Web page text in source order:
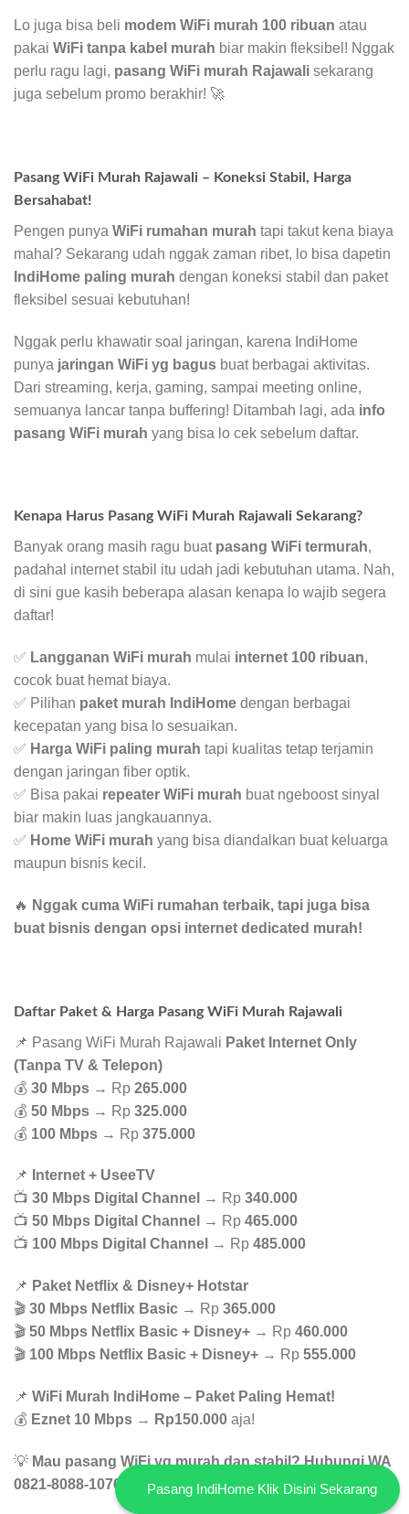
Lo juga bisa beli modem WiFi murah 100 ribuan atau
pakai WiFi tanpa kabel murah biar makin fleksibel! Nggak
perlu ragu lagi, pasang WiFi murah Rajawali sekarang
juga sebelum promo berakhir! 🚀
Pasang WiFi Murah Rajawali – Koneksi Stabil, Harga
Bersahabat!
Pengen punya WiFi rumahan murah tapi takut kena biaya
mahal? Sekarang udah nggak zaman ribet, lo bisa dapetin
IndiHome paling murah dengan koneksi stabil dan paket
fleksibel sesuai kebutuhan!
Nggak perlu khawatir soal jaringan, karena IndiHome
punya jaringan WiFi yg bagus buat berbagai aktivitas.
Dari streaming, kerja, gaming, sampai meeting online,
semuanya lancar tanpa buffering! Ditambah lagi, ada info
pasang WiFi murah yang bisa lo cek sebelum daftar.
Kenapa Harus Pasang WiFi Murah Rajawali Sekarang?
Banyak orang masih ragu buat pasang WiFi termurah,
padahal internet stabil itu udah jadi kebutuhan utama. Nah,
di sini gue kasih beberapa alasan kenapa lo wajib segera
daftar!
✅ Langganan WiFi murah mulai internet 100 ribuan,
cocok buat hemat biaya.
✅ Pilihan paket murah IndiHome dengan berbagai
kecepatan yang bisa lo sesuaikan.
✅ Harga WiFi paling murah tapi kualitas tetap terjamin
dengan jaringan fiber optik.
✅ Bisa pakai repeater WiFi murah buat ngeboost sinyal
biar makin luas jangkauannya.
✅ Home WiFi murah yang bisa diandalkan buat keluarga
maupun bisnis kecil.
🔥 Nggak cuma WiFi rumahan terbaik, tapi juga bisa
buat bisnis dengan opsi internet dedicated murah!
Daftar Paket & Harga Pasang WiFi Murah Rajawali
📌 Pasang WiFi Murah Rajawali Paket Internet Only
(Tanpa TV & Telepon)
💰 30 Mbps → Rp 265.000
💰 50 Mbps → Rp 325.000
💰 100 Mbps → Rp 375.000
📌
Internet + UseeTV
📺 30 Mbps Digital Channel → Rp 340.000
📺 50 Mbps Digital Channel → Rp 465.000
📺 100 Mbps Digital Channel → Rp 485.000
📌 Paket Netflix & Disney+ Hotstar
🎬 30 Mbps Netflix Basic → Rp 365.000
🎬 50 Mbps Netflix Basic + Disney+ → Rp 460.000
🎬 100 Mbps Netflix Basic + Disney+ → Rp 555.000
📌 WiFi Murah IndiHome – Paket Paling Hemat!
💰 Eznet 10 Mbps → Rp150.000 aja!
💡 Mau pasang WiFi yg murah dan stabil? Hubungi WA
0821-8088-1070 buat konsultasi GRATIS!
Pasang IndiHome Klik Disini Sekarang